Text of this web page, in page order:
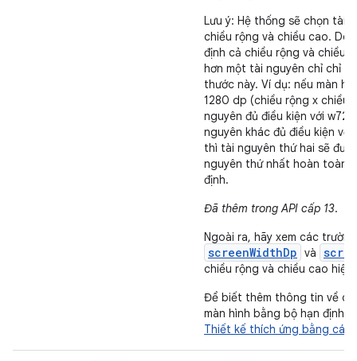
Lưu ý: Hệ thống sẽ chọn tài
chiều rộng và chiều cao. Do
định cả chiều rộng và chiều
hơn một tài nguyên chỉ chỉ
thước này. Ví dụ: nếu màn
1280 dp (chiều rộng x chiều
nguyên đủ điều kiện với
nguyên khác đủ điều kiện
thì tài nguyên thứ hai sẽ
nguyên thứ nhất hoàn toàn
định.
Đã thêm trong API cấp 13.
Ngoài ra, hãy xem các
screenWidthDp và
chiều rộng và chiều cao hiện
Để biết thêm thông tin về
màn hình bằng bộ hạn định
Thiết kế thích ứng bằng các